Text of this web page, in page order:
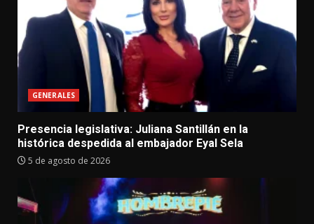
GENERALES
Presencia legislativa: Juliana Santillán en la
histórica despedida al embajador Eyal Sela
5 de agosto de 2026